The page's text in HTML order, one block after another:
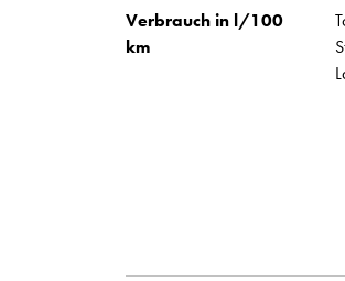
Verbrauch in l/100
km